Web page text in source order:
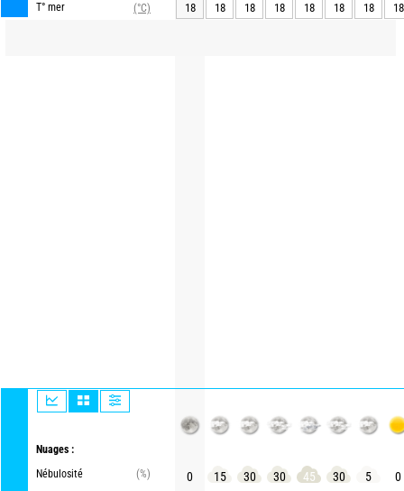
T° mer
(°C)
Nuages :
Nébulosité
(%)
18
18 18 18 18 18 18 18
0 15 30 30 45 30 5 0